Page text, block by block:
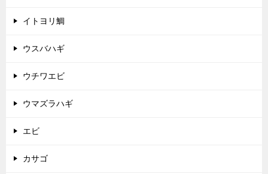
イトヨリ鯛
ウスバハギ
ウチワエビ
ウマズラハギ
エビ
カサゴ